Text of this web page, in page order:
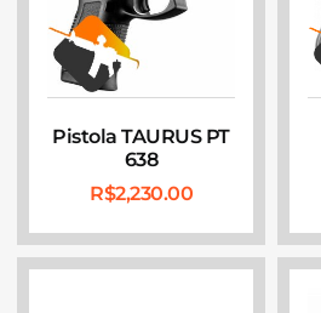
Pistola TAURUS PT
638
R$2,230.00